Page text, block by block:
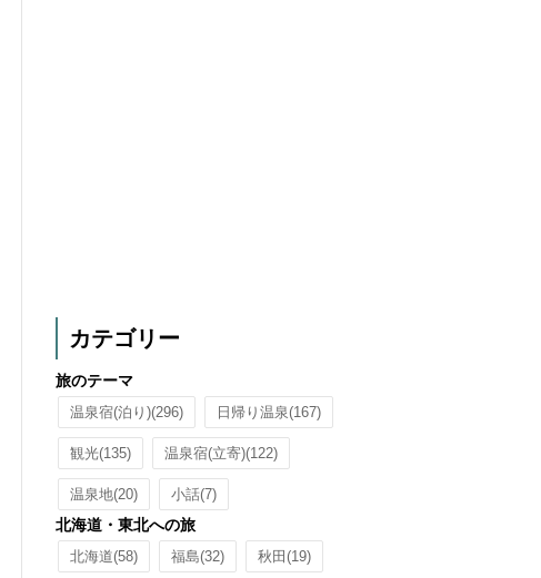
カテゴリー
旅のテーマ
温泉宿(泊り)(296) 日帰り温泉(167)
観光(135) 温泉宿(立寄)(122)
温泉地(20) 小話(7)
北海道・東北への旅
北海道(58) 福島(32) 秋田 (19)